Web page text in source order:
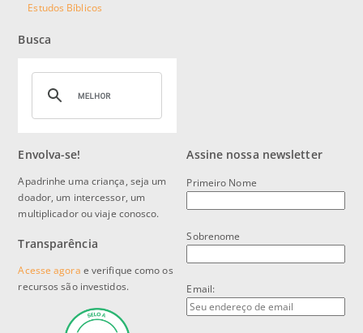
Estudos Bíblicos
Busca
Envolva-se!
Apadrinhe uma criança, seja um
doador, um intercessor, um
multiplicador ou viaje conosco.
Transparência
Acesse agora e verifique como os
recursos são investidos.
Assine nossa newsletter
Primeiro Nome
Sobrenome
Email: